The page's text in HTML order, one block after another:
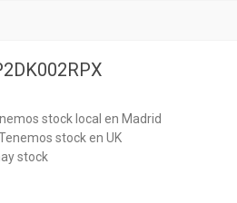
stock local en Madrid
stock en UK
stock